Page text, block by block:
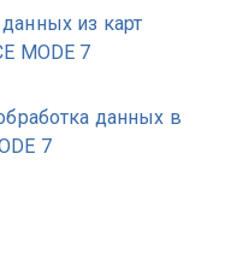
из карт
MODE 7
данных в
7